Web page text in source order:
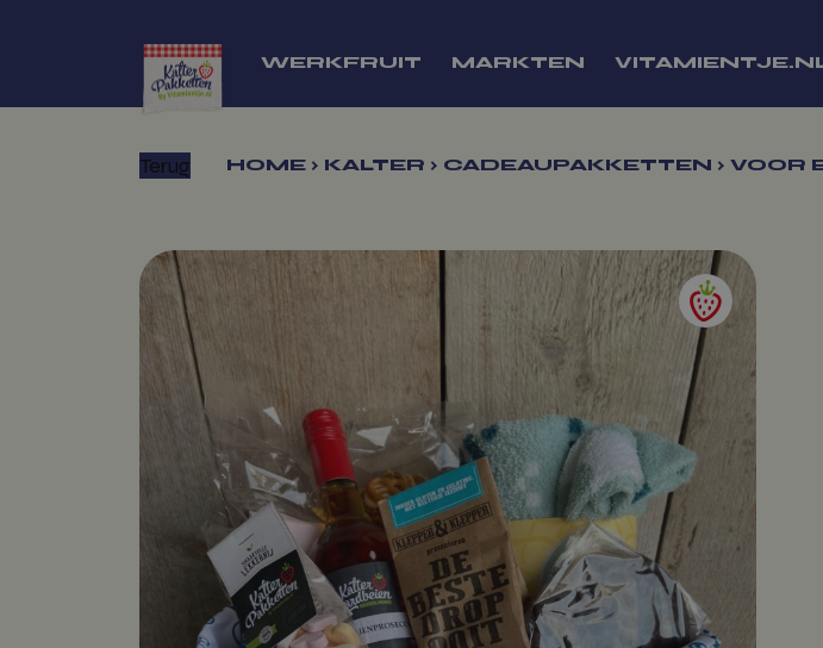
WERKFRUIT MARKTEN
Terug HOME › KALTER › CADEAUPAKKETTEN › VOOR